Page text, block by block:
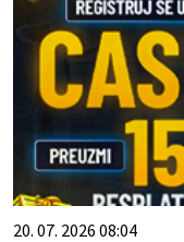
20. 07. 2026 08:04